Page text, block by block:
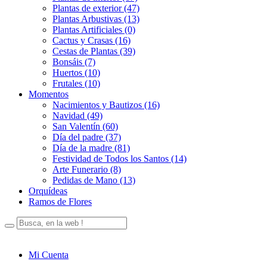
Plantas de exterior (47)
Plantas Arbustivas (13)
Plantas Artificiales (0)
Cactus y Crasas (16)
Cestas de Plantas (39)
Bonsáis (7)
Huertos (10)
Frutales (10)
Momentos
Nacimientos y Bautizos (16)
Navidad (49)
San Valentín (60)
Día del padre (37)
Día de la madre (81)
Festividad de Todos los Santos (14)
Arte Funerario (8)
Pedidas de Mano (13)
Orquídeas
Ramos de Flores
Mi Cuenta